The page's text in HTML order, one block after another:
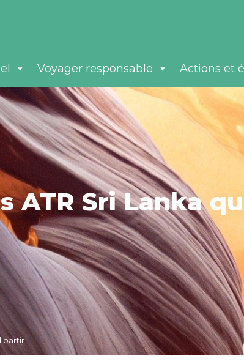
Voyager responsable Actions et
ATR Sri Lanka
partir